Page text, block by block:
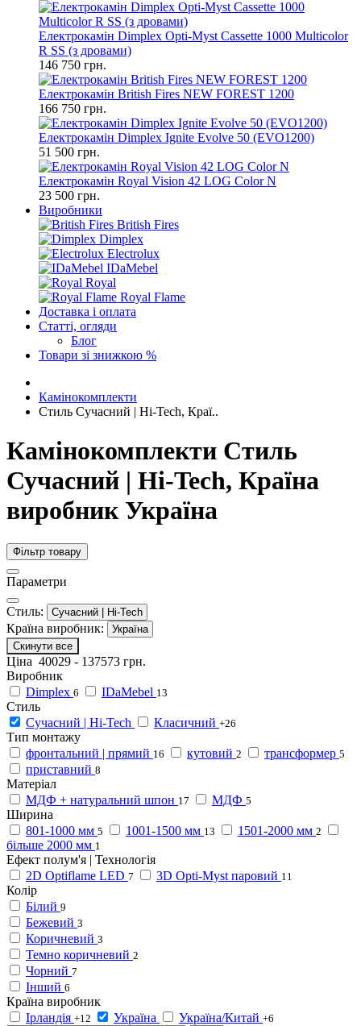
Електрокамін Dimplex Opti-Myst Cassette 1000 Multicolor
R SS (з дровами)
146 750 грн.
Електрокамін British Fires NEW FOREST 1200
166 750 грн.
Електрокамін Dimplex Ignite Evolve 50 (EVO1200)
51 500 грн.
Електрокамін Royal Vision 42 LOG Color N
23 500 грн.
Виробники
British Fires
Dimplex
Electrolux
IDaMebel
Royal
Royal Flame
Доставка і оплата
Статті, огляди
Блог
Товари зі знижкою %
Камінокомплекти
Стиль Сучасний | Hi-Tech, Краї..
Камінокомплекти Стиль
Сучасний | Hi-Tech, Країна
виробник Україна
Фільтр товару
Параметри
Стиль: Сучасний | Hi-Tech
Країна виробник:
Україна
Скинути все
Ціна 40029 - 137573 грн.
Виробник
Dimplex 6 IDaMebel 13
Стиль
Сучасний | Hi-Tech
Класичний +26
Тип монтажу
фронтальний | прямий 16 кутовий 2 трансформер 5
приставний 8
Матеріал
МДФ + натуральний шпон 17 МДФ 5
Ширина
801-1000 мм 5 1001-1500 мм 13 1501-2000 мм 2
більше 2000 мм 1
Ефект полум'я | Технологія
2D Optiflame LED 7 3D Opti-Myst паровий 11
Колір
Білий 9
Бежевий 3
Коричневий 3
Темно коричневий 2
Чорний 7
Інший 6
Країна виробник
Ірландія +12 Україна Україна/Китай +6